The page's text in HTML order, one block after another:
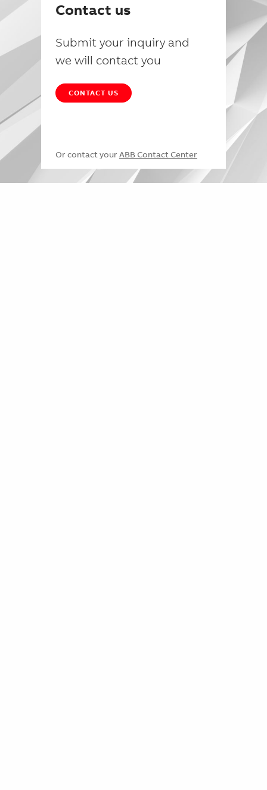
Contact us
Submit your inquiry and
we will contact you
CONTACT US
Or contact your ABB Contact Center